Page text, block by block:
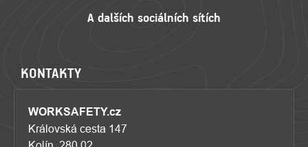
KONTAKTY
WORKSAFETY.cz
Královská cesta 147